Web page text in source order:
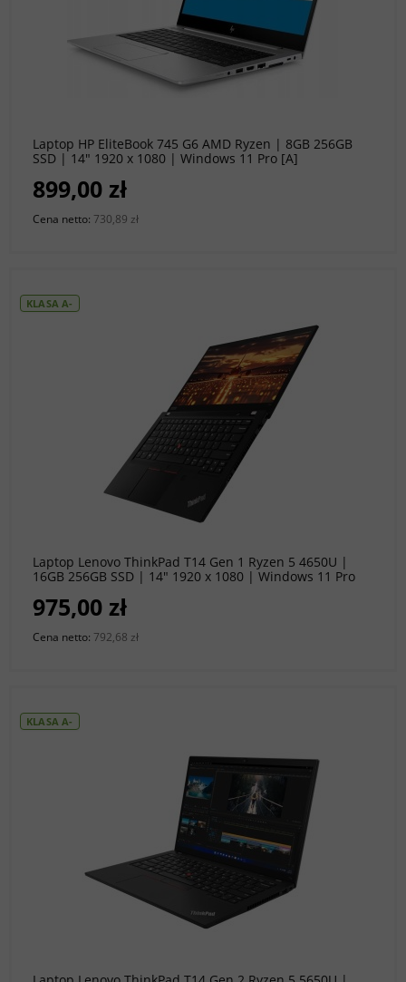
Laptop HP EliteBook 745 G6 AMD Ryzen | 8GB 256GB
SSD | 14" 1920 x 1080 | Windows 11 Pro [A]
899,00 zł
Cena netto: 730,89 zł
do koszyka
Laptop Lenovo ThinkPad T14 Gen 1 Ryzen 5 4650U |
16GB 256GB SSD | 14" 1920 x 1080 | Windows 11 Pro
975,00 zł
Cena netto: 792,68 zł
do koszyka
KLASA A-
do koszyka
KLASA A-